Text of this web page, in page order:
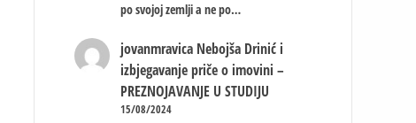
po svojoj zemlji a ne po…
jovanmravica Nebojša Drinić i
izbjegavanje priče o imovini –
PREZNOJAVANJE U STUDIJU
15/08/2024